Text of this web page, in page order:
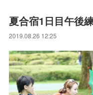
夏合宿1日目午後
2019.08.26 12:25